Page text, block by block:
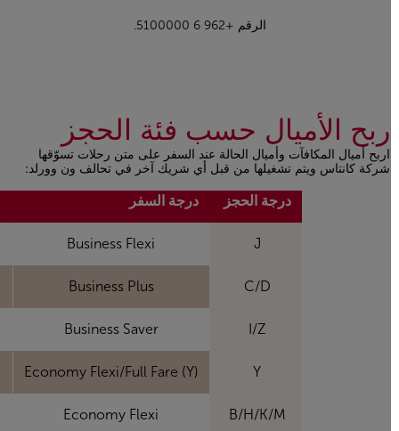
الرقم +962 6 5100000.
ربح الأميال حسب فئة الحجز
اربح أميال المكافآت وأميال الحالة عند السفر على متن رحلات تسوّقها
شركة كانتاس ويتم تشغيلها من قبل أي شريك آخر في تحالف ون وورلد:
Open in a new windowدرجة الحجز درجة السفر
Business Flexi
C/D
Business Plus
I/Z
Business Saver
Economy Flexi/Full Fare (Y)
B/H/K/M
Economy Flexi